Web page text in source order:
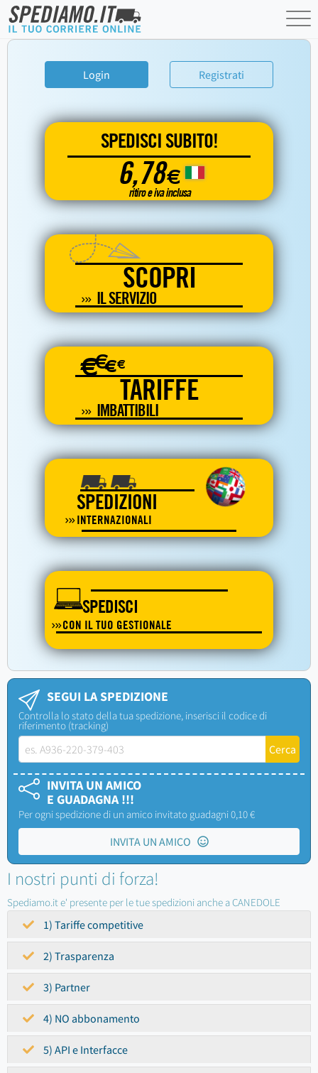
Login Registrati
SPEDISCI SUBITO!
6,78€
ritiro e iva inclusa
SCOPRI
IL SERVIZIO
€€€€
TARIFFE
IMBATTIBILI
SPEDIZIONI
INTERNAZIONALI
SPEDISCI
CON IL TUO GESTIONALE
SEGUI LA SPEDIZIONE
Controlla lo stato della tua spedizione, inserisci il codice di
riferimento (tracking)
INVITA UN AMICO
E GUADAGNA !!!
Per ogni spedizione di un amico invitato guadagni 0,10 €
INVITA UN AMICO
I nostri punti di forza!
Spediamo.it e' presente per le tue spedizioni anche a CANEDOLE
1) Tariffe competitive
2) Trasparenza
3) Partner
4) NO abbonamento
5) API e Interfacce